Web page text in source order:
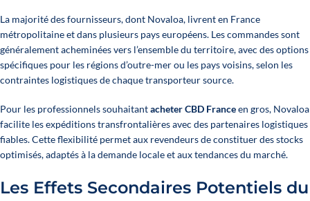
La majorité des fournisseurs, dont Novaloa, livrent en France
métropolitaine et dans plusieurs pays européens. Les commandes sont
généralement acheminées vers l’ensemble du territoire, avec des options
spécifiques pour les régions d’outre-mer ou les pays voisins, selon les
contraintes logistiques de chaque transporteur source.
Pour les professionnels souhaitantacheter CBD Franceen gros, Novaloa
facilite les expéditions transfrontalières avec des partenaires logistiques
fiables. Cette flexibilité permet aux revendeurs de constituer des stocks
optimisés, adaptés à la demande locale et aux tendances du marché.
Les Effets Secondaires Potentiels du